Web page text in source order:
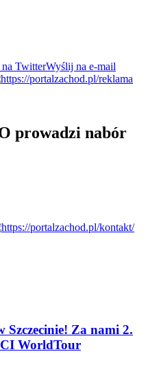
TwitterWyślij na e-mail
prowadzi nabór
Za nami 2.
WorldTour